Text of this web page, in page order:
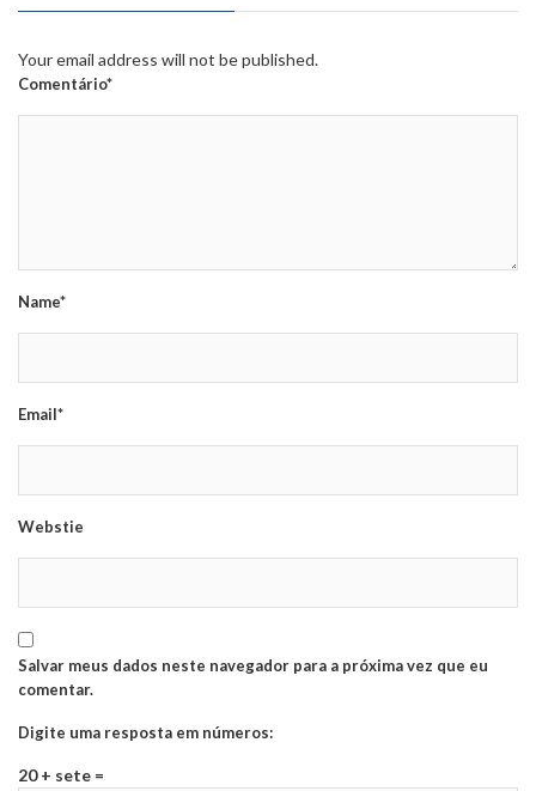
Your email address will not be published.
Comentário*
Name*
Email*
Webstie
Salvar meus dados neste navegador para a próxima vez que eu
comentar.
Digite uma resposta em números:
20 + sete =